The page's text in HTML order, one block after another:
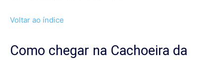
Voltar ao índice
Como chegar na Cachoeira da